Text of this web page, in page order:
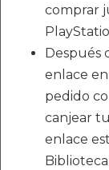
comprar
Después
enlace
pedido
canjear
enlace